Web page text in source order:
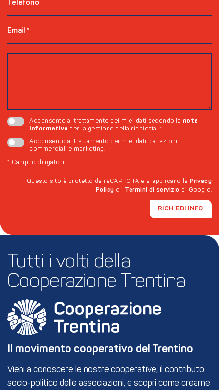
Telefono
Email *
Acconsento al trattamento dei miei dati secondo la nota
informativa per la gestione della richiesta. *
Acconsento al trattamento dei miei dati per azioni
commerciali e marketing.
* Campi obbligatori
Questo sito è protetto da reCAPTCHA e si applicano la Privacy
Policy e i Termini di servizio di Google.
RICHIEDI INFO
Tutti i volti della
Cooperazione Trentina
Il movimento cooperativo del Trentino
Vieni a conoscere le nostre cooperative, il contributo
socio-politico delle associazioni, e scopri come crearne